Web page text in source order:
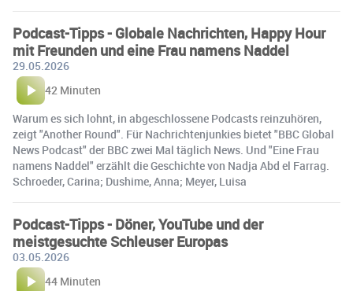
Podcast-Tipps - Globale Nachrichten, Happy Hour
mit Freunden und eine Frau namens Naddel
29.05.2026
42 Minuten
Warum es sich lohnt, in abgeschlossene Podcasts reinzuhören,
zeigt "Another Round". Für Nachrichtenjunkies bietet "BBC Global
News Podcast" der BBC zwei Mal täglich News. Und "Eine Frau
namens Naddel" erzählt die Geschichte von Nadja Abd el Farrag.
Schroeder, Carina; Dushime, Anna; Meyer, Luisa
Podcast-Tipps - Döner, YouTube und der
meistgesuchte Schleuser Europas
03.05.2026
44 Minuten